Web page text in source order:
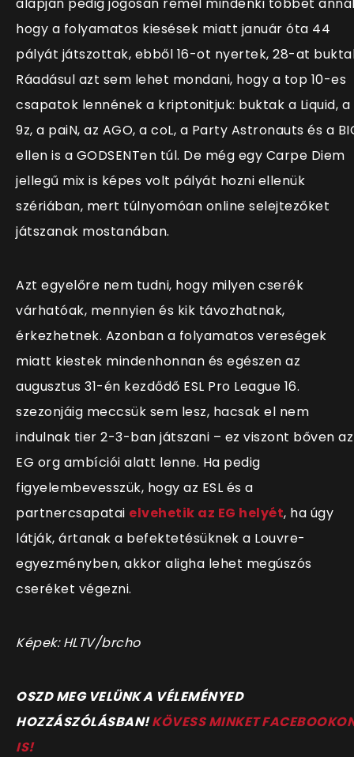
hogy a folyamatos kiesések miatt január óta 44
pályát játszottak, ebből 16-ot nyertek, 28-at
Ráadásul azt sem lehet mondani, hogy a top 10-es
csapatok lennének a kriptonitjuk: buktak a Liquid, a
9z, a paiN, az AGO, a coL, a Party Astronauts és a
ellen is a GODSENTen túl. De még egy Carpe Diem
jellegű mix is képes volt pályát hozni ellenük
szériában, mert túlnyomóan online selejtezőket
játszanak mostanában.
Azt egyelőre nem tudni, hogy milyen cserék
várhatóak, mennyien és kik távozhatnak,
érkezhetnek. Azonban a folyamatos vereségek
miatt kiestek mindenhonnan és egészen az
augusztus 31-én kezdődő ESL Pro League 16.
szezonjáig meccsük sem lesz, hacsak el nem
indulnak tier 2-3-ban játszani – ez viszont bőven az
EG org ambíciói alatt lenne. Ha pedig
figyelembevesszük, hogy az ESL és a
partnercsapatai elvehetik az EG helyét, ha úgy
látják, ártanak a befektetésüknek a Louvre-
egyezményben, akkor aligha lehet megúszós
cseréket végezni.
Képek: HLTV/brcho
OSZD MEG VELÜNK A VÉLEMÉNYED
HOZZÁSZÓLÁSBAN!KÖVESS MINKET
IS!